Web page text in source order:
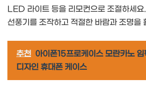
LED 라이트 등을 리모컨으로 조절하세요
선풍기를 조작하고 적절한 바람과 조명을
추천 아이폰15프로케이스 모란카노 임
디자인 휴대폰 케이스